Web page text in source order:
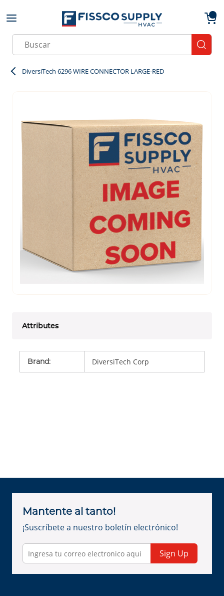
Skip to main content
Site Search
DiversiTech 6296 WIRE CONNECTOR LARGE-RED
Attributes
Brand: DiversiTech Corp
Mantente al tanto!
¡Suscríbete a nuestro boletín electrónico!
Sign Up